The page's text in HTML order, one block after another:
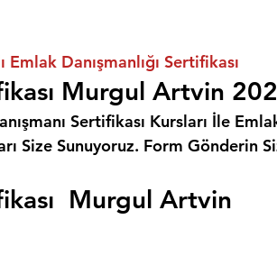
Danışmanlığı Sertifikası
Murgul Artvin
Sertifikası Kursları İle
Size Sunuyoruz. Form Gönderin
Murgul Artvin